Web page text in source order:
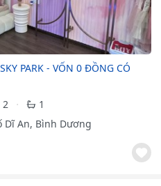
PARK - VỐN 0 ĐỒNG CÓ
2
1
Dĩ An, Bình Dương